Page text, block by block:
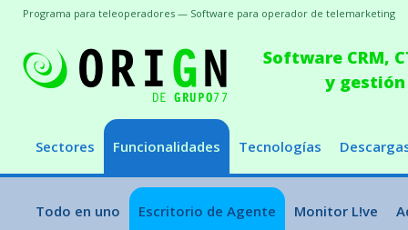
Software CRM,
y
Sectores Funcionalidades Tecnologías
Todo en uno Escritorio de Agente Monitor L!ve
Programa para teleoperadores — Software para operador de telemarketing